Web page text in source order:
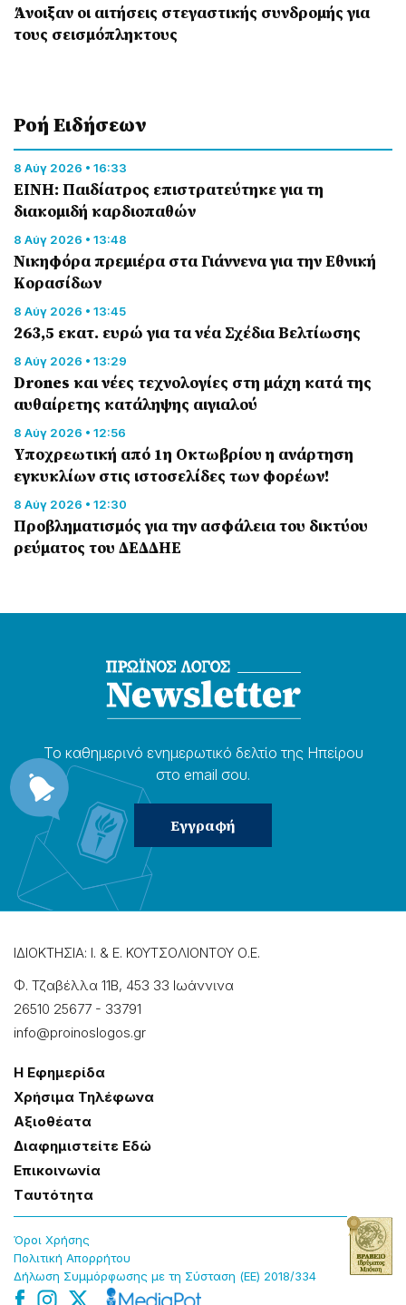
Άνοιξαν οι αιτήσεις στεγαστικής συνδρομής για
τους σεισμόπληκτους
Ροή Eιδήσεων
8 Αύγ 2026 • 16:33
ΕΙΝΗ: Παιδίατρος επιστρατεύτηκε για τη
διακομιδή καρδιοπαθών
8 Αύγ 2026 • 13:48
Nικηφόρα πρεμιέρα στα Γιάννενα για την Εθνική
Κορασίδων
8 Αύγ 2026 • 13:45
263,5 εκατ. ευρώ για τα νέα Σχέδια Βελτίωσης
8 Αύγ 2026 • 13:29
Drones και νέες τεχνολογίες στη μάχη κατά της
αυθαίρετης κατάληψης αιγιαλού
8 Αύγ 2026 • 12:56
Υποχρεωτική από 1η Οκτωβρίου η ανάρτηση
εγκυκλίων στις ιστοσελίδες των φορέων!
8 Αύγ 2026 • 12:30
Προβληματισμός για την ασφάλεια του δικτύου
ρεύματος του ΔΕΔΔΗΕ
Το καθημερɩνό ενημερωτɩκό δελτίο της Ηπείρου
στο email σου.
ΙΔΙΟΚΤΗΣΙΑ: Ι. & Ε. ΚΟΥΤΣΟΛΙΟΝΤΟΥ Ο.Ε.
Φ. Τζαβέλλα 11Β, 453 33 Ιωάννɩνα
26510 25677 - 33791
info@proinoslogos.gr
Η Εφημερίδα
Χρήσɩμα Τηλέφωνα
Αξɩοθέατα
Δɩαφημɩστείτε Εδώ
Επɩκοɩνωνία
Tαυτότητα
Όροɩ Χρήσης
Πολɩτɩκή Απορρήτου
Δήλωση Συμμόρφωσης με τη Σύσταση (ΕΕ) 2018/334